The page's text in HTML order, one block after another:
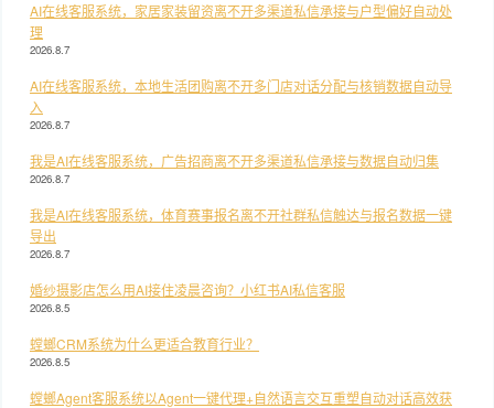
AI在线客服系统，家居家装留资离不开多渠道私信承接与户型偏好自动处
理
2026.8.7
AI在线客服系统，本地生活团购离不开多门店对话分配与核销数据自动导
入
2026.8.7
我是AI在线客服系统，广告招商离不开多渠道私信承接与数据自动归集
2026.8.7
我是AI在线客服系统，体育赛事报名离不开社群私信触达与报名数据一键
导出
2026.8.7
婚纱摄影店怎么用AI接住凌晨咨询？小红书AI私信客服
2026.8.5
螳螂CRM系统为什么更适合教育行业？
2026.8.5
螳螂Agent客服系统以Agent一键代理+自然语言交互重塑自动对话高效获